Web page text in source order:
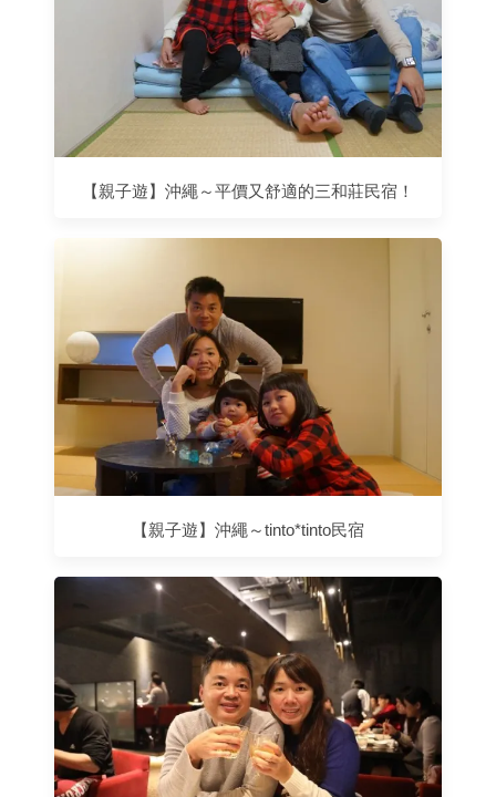
【親子遊】沖繩～平價又舒適的三和莊民宿！
【親子遊】沖繩～tinto*tinto民宿